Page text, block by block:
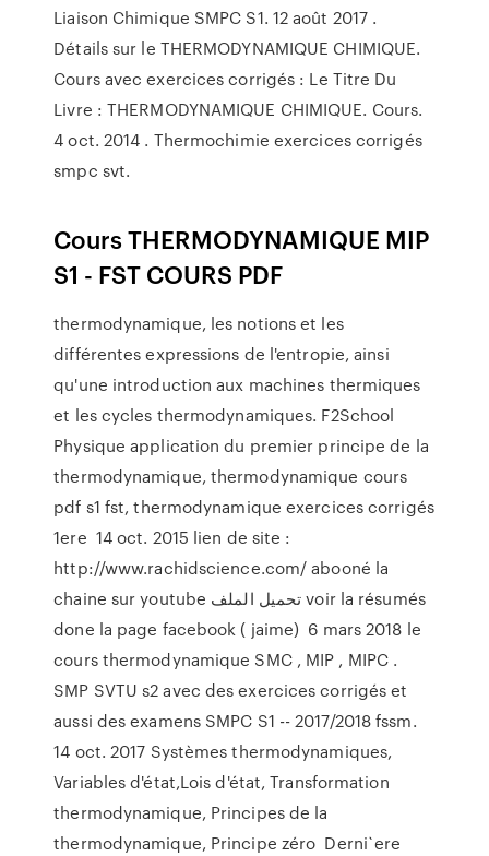
Liaison Chimique SMPC S1. 12 août 2017 .
Détails sur le THERMODYNAMIQUE CHIMIQUE.
Cours avec exercices corrigés : Le Titre Du
Livre : THERMODYNAMIQUE CHIMIQUE. Cours.
4 oct. 2014 . Thermochimie exercices corrigés
smpc svt.
Cours THERMODYNAMIQUE MIP
S1 - FST COURS PDF
thermodynamique, les notions et les
différentes expressions de l'entropie, ainsi
qu'une introduction aux machines thermiques
et les cycles thermodynamiques. F2School
Physique application du premier principe de la
thermodynamique, thermodynamique cours
pdf s1 fst, thermodynamique exercices corrigés
1ere 14 oct. 2015 lien de site :
http://www.rachidscience.com/ abooné la
chaine sur youtube تحميل الملف voir la résumés
done la page facebook ( jaime) 6 mars 2018 le
cours thermodynamique SMC , MIP , MIPC .
SMP SVTU s2 avec des exercices corrigés et
aussi des examens SMPC S1 -- 2017/2018 fssm.
14 oct. 2017 Systèmes thermodynamiques,
Variables d'état,Lois d'état, Transformation
thermodynamique, Principes de la
thermodynamique, Principe zéro Derni`ere